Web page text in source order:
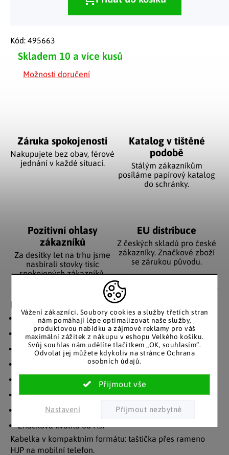
Vážení zákazníci. Soubory cookies a služby třetích stran
nám pomáhají lépe optimalizovat naše služby,
produktovou nabídku a zájmové reklamy pro váš
maximální zážitek z nákupu v eshopu Velkého košíku.
Svůj souhlas nám udělíte tlačítkem „OK, souhlasím“.
Odvolat jej můžete kdykoliv na stránce Ochrana
osobních údajů.
Nastavení
Skladem 10 a více kusů
Možnosti doručení
Kód: 495663
Záruka spokojenosti
Nakupujete bez obav, férové
jednání v každé situaci.
Katalog v tištěné
podobě
Stálým zákazníkům
posíláme papírový katalog
do schránky.
Pozitivní ohlasy
zákazníků
Za desítky let na trhu jsme
nasbírali stovky tisíc
spokojených zákazníků.
EU distribuce
Z českých skladů pro české
zákazníky. Značkové zboží
se zárukou původu.
Detailní popis produktu
Pouzdro na mobil a peněženka v jednom
Délka cca 19 cm
Extra kapsa na mobilní telefon na vnější straně
Vnitřní přihrádky na karty, peníze a mince.
Vyrobeno z robustní hovězí kůže
S elegantními raženými ornamenty
Délkově nastavitelný ramenní popruh
Značková kvalita od HJP
Kabelka v kompaktním formátu: taštička přes rameno
HJP na mobilní telefon.